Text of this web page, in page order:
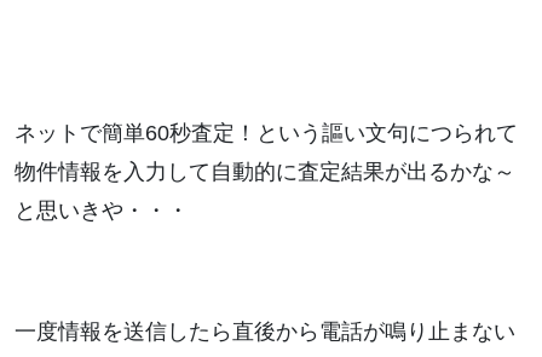
ネットで簡単60秒査定！という謳い文句につられて
物件情報を入力して自動的に査定結果が出るかな～
と思いきや・・・
一度情報を送信したら直後から電話が鳴り止まない